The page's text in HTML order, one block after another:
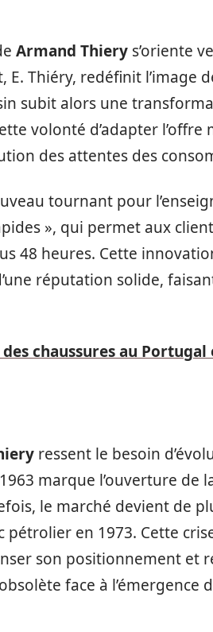
Armand Thiery s’oriente
E. Thiéry, redéfinit l’image
subit alors une
volonté d’adapter l’offre
des attentes des
tournant pour
», qui permet aux
48 heures. Cette
réputation solide,
chaussures au
ressent le besoin
marque l’ouverture de
le marché devient de
en 1973. Cette
son positionnement et
face à l’émergence